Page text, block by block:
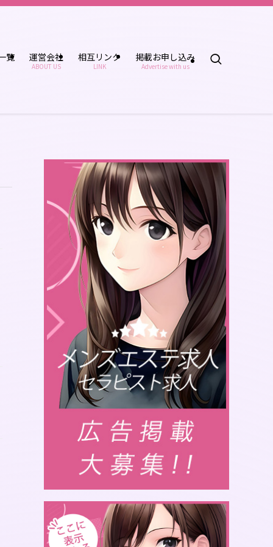
覧 運営会社
ABOUT US
相互リンク
LINK
掲載お申し込み
Advertise with us